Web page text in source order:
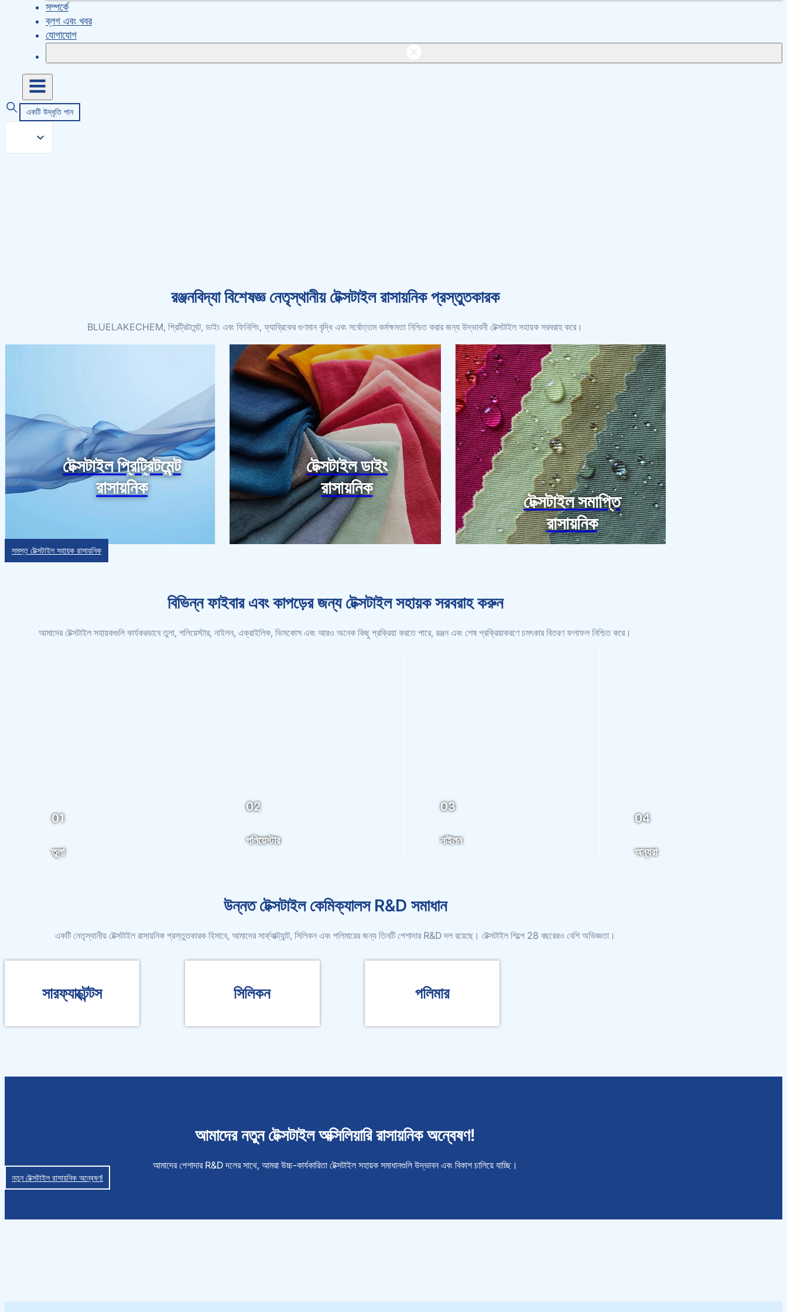
সম্পর্কে
ব্লগ এবং খবর
যোগাযোগ
একটি উদ্ধৃতি পান
রঞ্জনবিদ্যা বিশেষজ্ঞ নেতৃস্থানীয় টেক্সটাইল রাসায়নিক প্রস্তুতকারক
BLUELAKECHEM, প্রিট্রিটমেন্ট, ডাইং এবং ফিনিশিং, ফ্যাব্রিকের গুণমান বৃদ্ধি এবং সর্বোত্তম কর্মক্ষমতা নিশ্চিত করার জন্য উদ্ভাবনী টেক্সটাইল সহায়ক সরবরাহ করে।
টেক্সটাইল প্রিট্রিটমেন্ট
রাসায়নিক
টেক্সটাইল ডাইং
রাসায়নিক
টেক্সটাইল সমাপ্তি
রাসায়নিক
সমস্ত টেক্সটাইল সহায়ক রাসায়নিক
বিভিন্ন ফাইবার এবং কাপড়ের জন্য টেক্সটাইল সহায়ক সরবরাহ করুন
আমাদের টেক্সটাইল সহায়কগুলি কার্যকরভাবে তুলা, পলিয়েস্টার, নাইলন, এক্রাইলিক, ভিসকোস এবং আরও অনেক কিছু প্রক্রিয়া করতে পারে, রঞ্জন এবং শেষ প্রক্রিয়াকরণে চমৎকার বিতরণ ফলাফল নিশ্চিত করে।
01
তুলা
02
পলিয়েস্টার
03
নাইলন
04
অন্যরা
উন্নত টেক্সটাইল কেমিক্যালস R&D সমাধান
একটি নেতৃস্থানীয় টেক্সটাইল রাসায়নিক প্রস্তুতকারক হিসাবে, আমাদের সার্ফ্যাক্ট্যান্ট, সিলিকন এবং পলিমারের জন্য তিনটি পেশাদার R&D দল রয়েছে। টেক্সটাইল শিল্পে 28 বছরেরও বেশি অভিজ্ঞতা।
সারফ্যাক্টেন্টস সিলিকন পলিমার
আমাদের নতুন টেক্সটাইল অক্সিলিয়ারি রাসায়নিক অন্বেষণ!
আমাদের পেশাদার R&D দলের সাথে, আমরা উচ্চ-কার্যকারিতা টেক্সটাইল সহায়ক সমাধানগুলি উদ্ভাবন এবং বিকাশ চালিয়ে যাচ্ছি।
নতুন টেক্সটাইল রাসায়নিক অন্বেষণ!